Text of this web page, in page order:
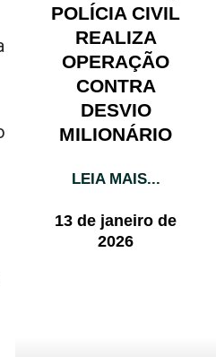
POLÍCIA CIVIL
REALIZA
OPERAÇÃO
CONTRA
DESVIO
MILIONÁRIO
LEIA MAIS...
13 de janeiro de
2026